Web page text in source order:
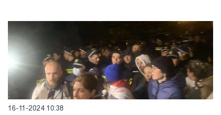
16-11-2024 10:38